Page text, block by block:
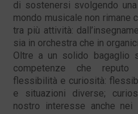
di sostenersi svolgendo
mondo musicale non rimane
tra più attività:
sia in orchestra che in
Oltre a un solido bagaglio
competenze che reputo
flessibilità e curiosità:
e situazioni diverse;
nostro interesse anche